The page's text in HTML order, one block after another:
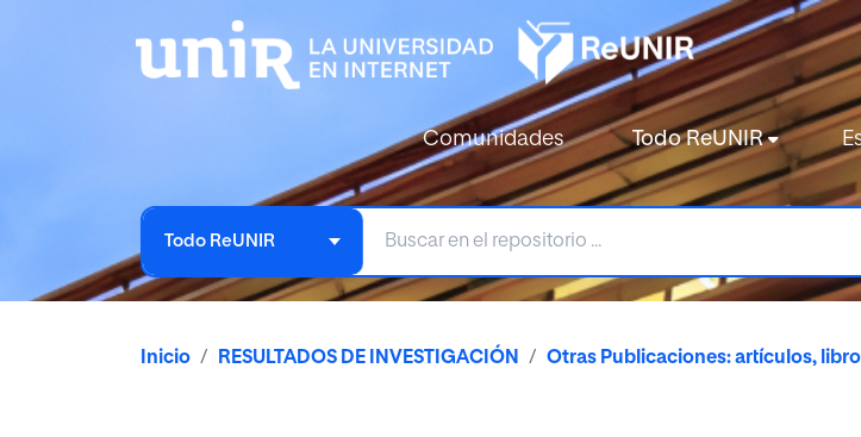
Comunidades Todo ReUNIR
Todo ReUNIR
Inicio RESULTADOS DE INVESTIGACIÓN Otras Publicaciones: artículos,